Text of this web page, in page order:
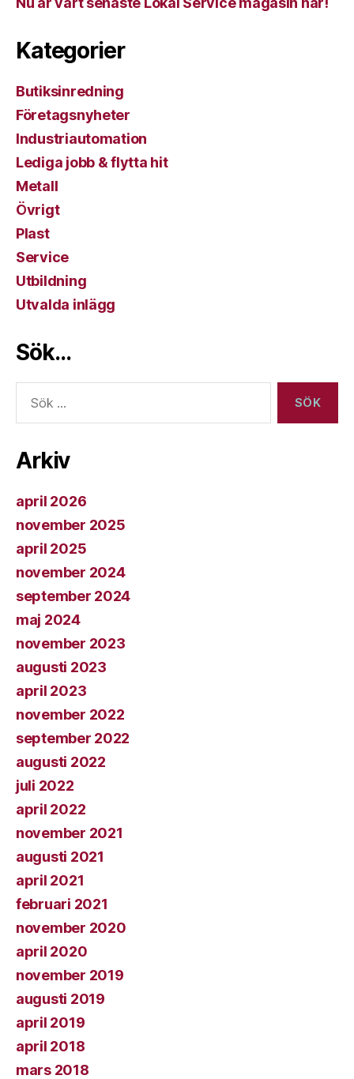
Kategorier
Butiksinredning
Företagsnyheter
Industriautomation
Lediga jobb & flytta hit
Metall
Övrigt
Plast
Service
Utbildning
Utvalda inlägg
Sök…
efter:
Arkiv
april 2026
november 2025
april 2025
november 2024
september 2024
maj 2024
november 2023
augusti 2023
april 2023
november 2022
september 2022
augusti 2022
juli 2022
april 2022
november 2021
augusti 2021
april 2021
februari 2021
november 2020
april 2020
november 2019
augusti 2019
april 2019
april 2018
mars 2018